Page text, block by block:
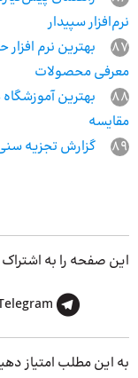
نرم‌افزار سپیدار
87
بهترین نرم
معرفی محصولات
88
بهترین
مقایسه
89
گزارش تجزیه
این صفحه را به اشتراک
به این مطلب امتیاز